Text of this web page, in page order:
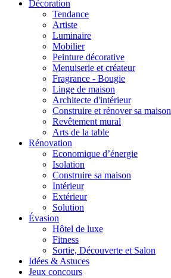
Décoration
Tendance
Artiste
Luminaire
Mobilier
Peinture décorative
Menuiserie et créateur
Fragrance - Bougie
Linge de maison
Architecte d'intérieur
Construire et rénover sa maison
Revêtement mural
Arts de la table
Rénovation
Economique d’énergie
Isolation
Construire sa maison
Intérieur
Extérieur
Solution
Évasion
Hôtel de luxe
Fitness
Sortie, Découverte et Salon
Idées & Astuces
Jeux concours